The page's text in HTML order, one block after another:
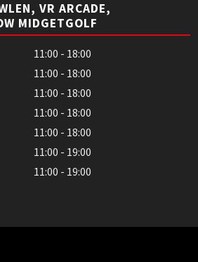
VR ARCADE,
MIDGETGOLF
11:00 - 18:00
11:00 - 18:00
11:00 - 18:00
11:00 - 18:00
11:00 - 18:00
11:00 - 19:00
11:00 - 19:00